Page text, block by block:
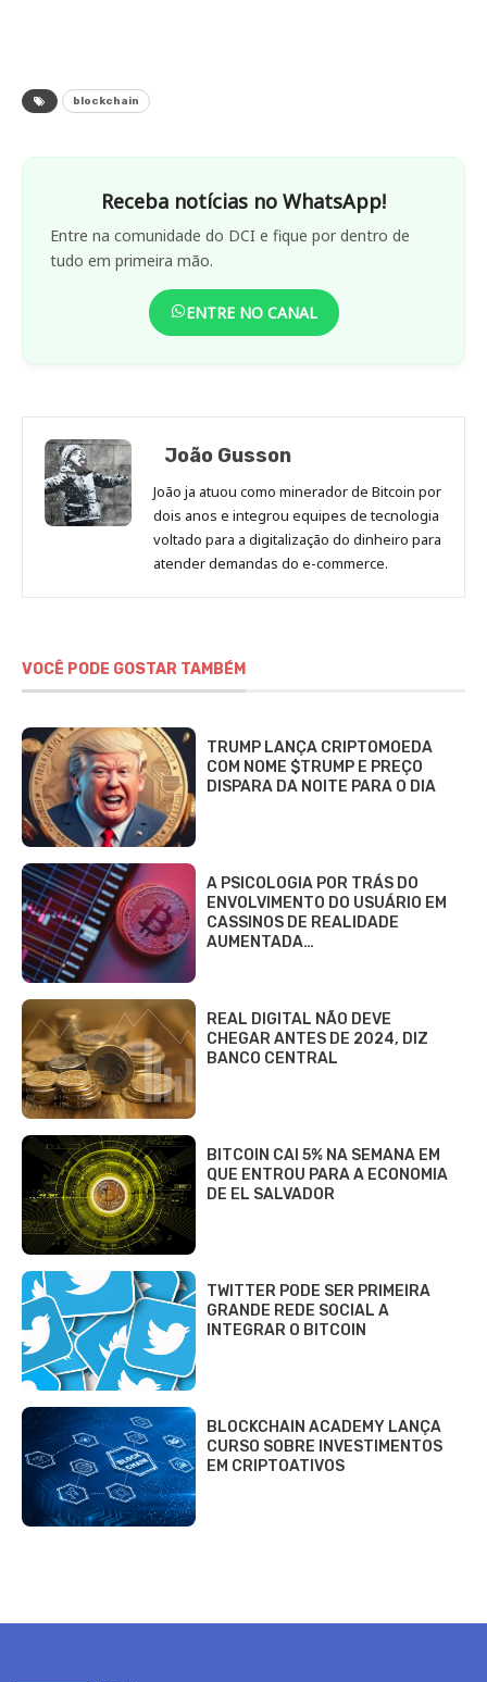
blockchain
Receba notícias no WhatsApp!
Entre na comunidade do DCI e fique por dentro de
tudo em primeira mão.
ENTRE NO CANAL
João Gusson
João ja atuou como minerador de Bitcoin por
dois anos e integrou equipes de tecnologia
voltado para a digitalização do dinheiro para
atender demandas do e-commerce.
VOCÊ PODE GOSTAR TAMBÉM
TRUMP LANÇA CRIPTOMOEDA
COM NOME $TRUMP E PREÇO
DISPARA DA NOITE PARA O DIA
A PSICOLOGIA POR TRÁS DO
ENVOLVIMENTO DO USUÁRIO EM
CASSINOS DE REALIDADE
AUMENTADA…
REAL DIGITAL NÃO DEVE
CHEGAR ANTES DE 2024, DIZ
BANCO CENTRAL
BITCOIN CAI 5% NA SEMANA EM
QUE ENTROU PARA A ECONOMIA
DE EL SALVADOR
TWITTER PODE SER PRIMEIRA
GRANDE REDE SOCIAL A
INTEGRAR O BITCOIN
BLOCKCHAIN ACADEMY LANÇA
CURSO SOBRE INVESTIMENTOS
EM CRIPTOATIVOS